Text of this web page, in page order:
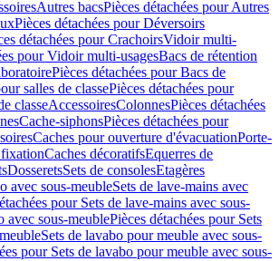
Autres bacsPièces détachées pour Autres
Pièces détachées pour Déversoirs
détachées pour CrachoirsVidoir multi-
pour Vidoir multi-usagesBacs de rétention
Pièces détachées pour Bacs de
salles de classePièces détachées pour
classeAccessoiresColonnesPièces détachées
Cache-siphonsPièces détachées pour
Caches pour ouverture d'évacuationPorte-
Caches décoratifsEquerres de
DosseretsSets de consolesEtagères
avec sous-meubleSets de lave-mains avec
pour Sets de lave-mains avec sous-
avec sous-meublePièces détachées pour Sets
Sets de lavabo pour meuble avec sous-
pour Sets de lavabo pour meuble avec sous-